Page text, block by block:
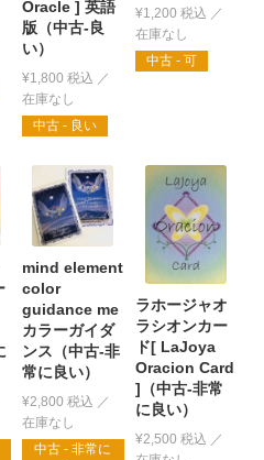
Oracle ] 英語
版（中古-良
い）
¥1,800 税込
中古 - 良い
¥1,200 税込
中古 - 可
mind element
color
guidance me
カラーガイダ
ンス（中古-非
常に良い）
¥2,800 税込
中古 - 非常に
ラホージャオ
ラシオンカー
ド[ LaJoya
Oracion Card
]（中古-非常
に良い）
¥2,500 税込